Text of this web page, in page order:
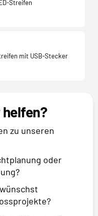
Streifen
mit USB-Stecker
zu unseren
oder